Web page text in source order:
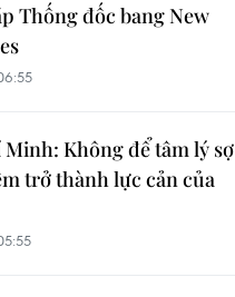
Thống đốc bang New
Minh: Không để tâm lý sợ
trở thành lực cản của